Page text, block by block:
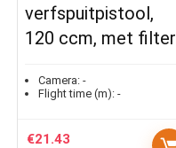
verfspuitpistool,
120 ccm, met filter
Camera: -
Flight time (m): -
€21.43